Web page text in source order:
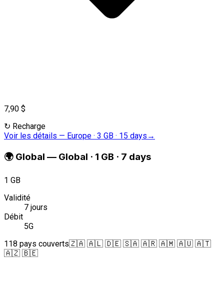
7,90 $
↻ Recharge
Voir les détails — Europe · 3 GB · 15 days →
🌍 Global — Global · 1 GB · 7 days
1 GB
Validité
7 jours
Débit
5G
118 pays couverts🇿🇦 🇦🇱 🇩🇪 🇸🇦 🇦🇷 🇦🇲 🇦🇺 🇦🇹
🇦🇿 🇧🇪